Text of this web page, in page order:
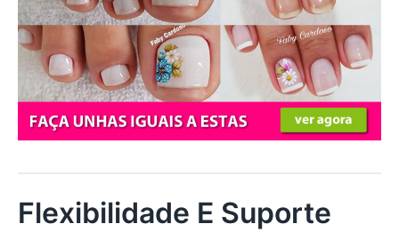
Flexibilidade E Suporte